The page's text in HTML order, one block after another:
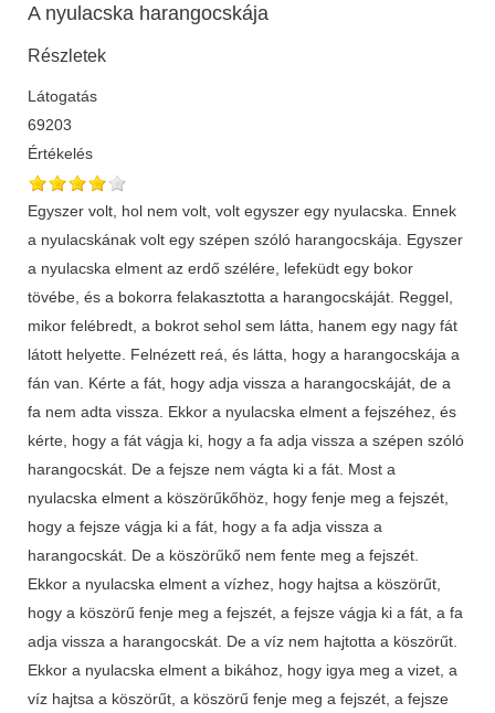
A nyulacska harangocskája
Részletek
Látogatás
69203
Értékelés
Egyszer volt, hol nem volt, volt egyszer egy nyulacska. Ennek
a nyulacskának volt egy szépen szóló harangocskája. Egyszer
a nyulacska elment az erdő szélére, lefeküdt egy bokor
tövébe, és a bokorra felakasztotta a harangocskáját. Reggel,
mikor felébredt, a bokrot sehol sem látta, hanem egy nagy fát
látott helyette. Felnézett reá, és látta, hogy a harangocskája a
fán van. Kérte a fát, hogy adja vissza a harangocskáját, de a
fa nem adta vissza. Ekkor a nyulacska elment a fejszéhez, és
kérte, hogy a fát vágja ki, hogy a fa adja vissza a szépen szóló
harangocskát. De a fejsze nem vágta ki a fát. Most a
nyulacska elment a köszörűkőhöz, hogy fenje meg a fejszét,
hogy a fejsze vágja ki a fát, hogy a fa adja vissza a
harangocskát. De a köszörűkő nem fente meg a fejszét.
Ekkor a nyulacska elment a vízhez, hogy hajtsa a köszörűt,
hogy a köszörű fenje meg a fejszét, a fejsze vágja ki a fát, a fa
adja vissza a harangocskát. De a víz nem hajtotta a köszörűt.
Ekkor a nyulacska elment a bikához, hogy igya meg a vizet, a
víz hajtsa a köszörűt, a köszörű fenje meg a fejszét, a fejsze